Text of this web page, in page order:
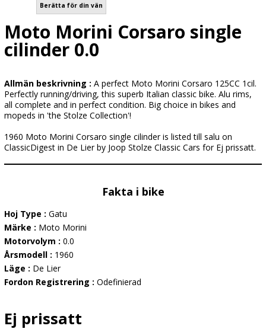
Berätta för din vän
Moto Morini Corsaro single
cilinder 0.0
Allmän beskrivning : A perfect Moto Morini Corsaro 125CC 1cil.
Perfectly running/driving, this superb Italian classic bike. Alu rims,
all complete and in perfect condition. Big choice in bikes and
mopeds in 'the Stolze Collection'!
1960 Moto Morini Corsaro single cilinder is listed till salu on
ClassicDigest in De Lier by Joop Stolze Classic Cars for Ej prissatt.
Fakta i bike
Hoj Type : Gatu
Märke : Moto Morini
Motorvolym : 0.0
Årsmodell : 1960
Läge : De Lier
Fordon Registrering : Odefinierad
Ej prissatt